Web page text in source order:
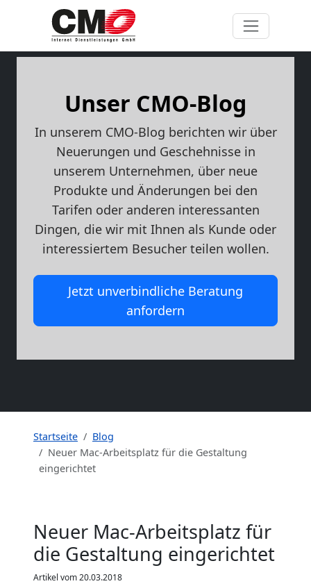
Unser CMO-Blog
In unserem CMO-Blog berichten wir über
Neuerungen und Geschehnisse in
unserem Unternehmen, über neue
Produkte und Änderungen bei den
Tarifen oder anderen interessanten
Dingen, die wir mit Ihnen als Kunde oder
interessiertem Besucher teilen wollen.
Jetzt unverbindliche Beratung
anfordern
Startseite
Blog
Neuer Mac-Arbeitsplatz für die Gestaltung
eingerichtet
Neuer Mac-Arbeitsplatz für
die Gestaltung eingerichtet
Artikel vom 20.03.2018